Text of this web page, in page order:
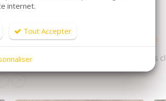
CONNEXES
ces produits plébiscités par nos
internet.
Tout Accepter